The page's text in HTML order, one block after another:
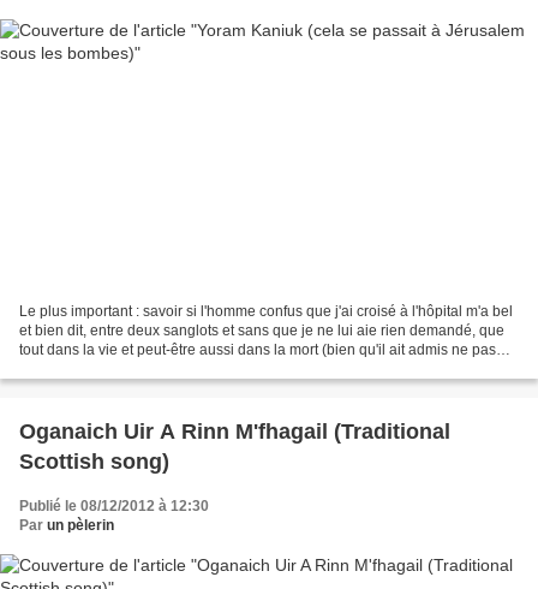
Le plus important : savoir si l'homme confus que j'ai croisé à l'hôpital m'a bel
et bien dit, entre deux sanglots et sans que je ne lui aie rien demandé, que
tout dans la vie et peut-être aussi dans la mort (bien qu'il ait admis ne pas
Oganaich Uir A Rinn M'fhagail (Traditional
Scottish song)
Publié le 08/12/2012 à 12:30
Par un pèlerin